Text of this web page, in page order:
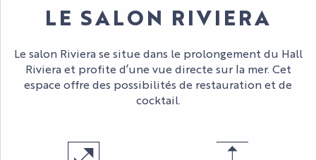
LE SALON RIVIERA
Le salon Riviera se situe dans le prolongement du Hall
Riviera et profite d’une vue directe sur la mer. Cet
espace offre des possibilités de restauration et de
cocktail.